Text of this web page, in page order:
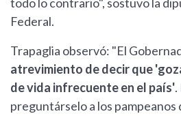
todo lo contrario", sostuvo la
Federal.
Trapaglia observó: "El
atrevimiento de decir que
de vida infrecuente en el país'
preguntárselo a los